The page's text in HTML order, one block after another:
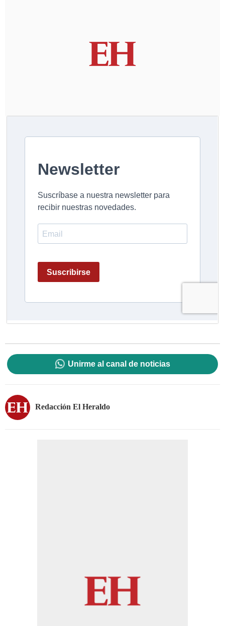
Unirme al canal de noticias
Redacción El Heraldo